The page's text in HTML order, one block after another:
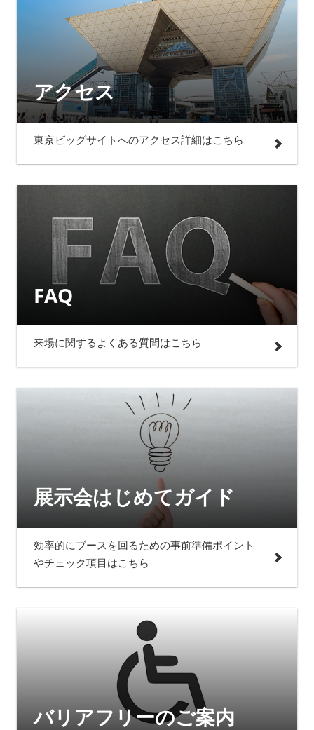
アクセス
東京ビッグサイトへのアクセス詳細はこちら
FAQ
来場に関するよくある質問はこちら
展示会はじめてガイド
効率的にブースを回るための事前準備ポイント
やチェック項目はこちら
バリアフリーのご案内